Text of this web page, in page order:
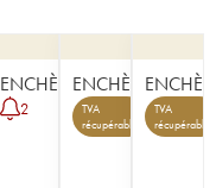
ENCHÈRE
2
ENCHÈRE
TVA
récupérable
TVA
récupérable